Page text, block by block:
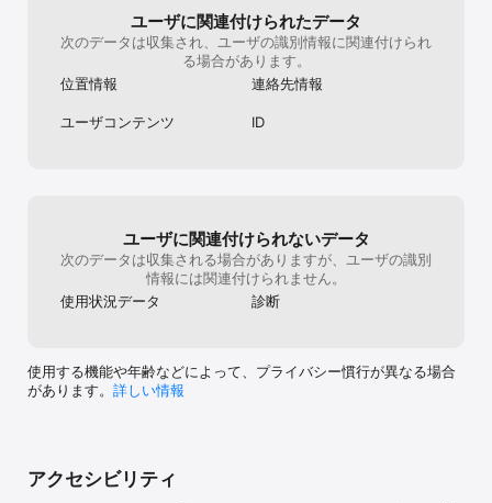
もすごく使いや
猫飼ってる人、
ユーザに関連付けられたデータ
次のデータは収集され、ユーザの識別情報に関連付けられ
る場合があります。
位置情報
連絡先情報
ユーザコンテンツ ID
ユーザに関連付けられないデータ
次のデータは収集される場合がありますが、ユーザの識別
情報には関連付けられません。
使用状況データ
診断
使用する機能や年齢などによって、プライバシー慣行が異なる場合
があります。 詳しい情報
アクセシビリティ